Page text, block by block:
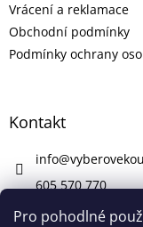
Pro pohodlné
Vrácení a reklamace
Obchodní podmínky
Podmínky ochrany
Kontakt
info@
605 570 770
https://